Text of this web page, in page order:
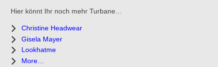
Hier könnt Ihr noch mehr Turbane…
Christine Headwear
Gisela Mayer
Lookhatme
More…